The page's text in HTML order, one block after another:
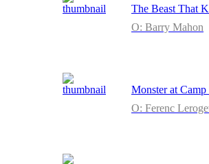
The Beast That
O: Barry Mahon
Monster at
O: Ferenc